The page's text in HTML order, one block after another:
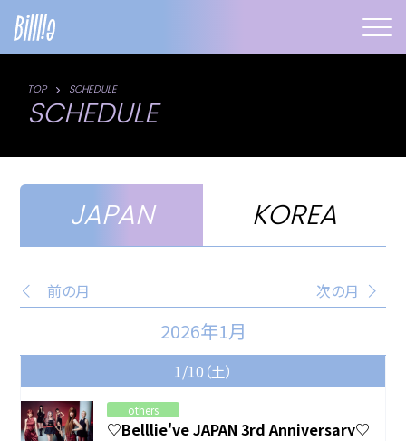
TOP SCHEDULE
SCHEDULE
JAPAN KOREA
前の月 次の月
2026年1月
1/10（土）
others
♡Belllie've JAPAN 3rd Anniversary♡